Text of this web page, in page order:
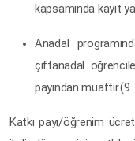
kapsamında kayıt
Anadal
çiftanadal
payından
Katkı payı/öğrenim